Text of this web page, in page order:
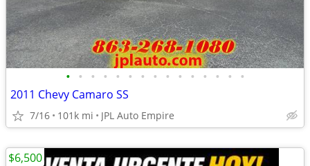
• • • • • • • • • • • • • • •
2011 Chevy Camaro SS
7/16 101k mi JPL Auto Empire
$6,500